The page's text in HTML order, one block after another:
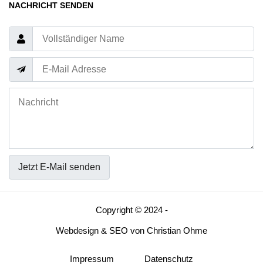
NACHRICHT SENDEN
Jetzt E-Mail senden
Copyright © 2024 -
Webdesign & SEO von Christian Ohme
Impressum Datenschutz